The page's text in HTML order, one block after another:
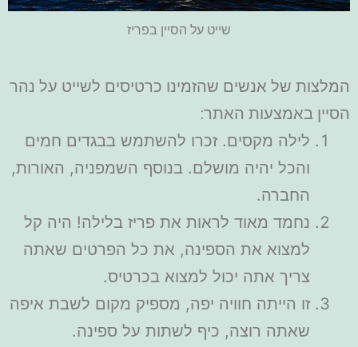
שייט על הסיין בפריז
המלצות של אנשים שהזמינו כרטיסים לשייט על נהר
הסיין באמצעות האתר:
לילה מקסים. זכרו להשתמש בבגדים חמים
והכל יהיה מושלם. בנוסף השמפניה, האורות,
החברה.
נחמד מאוד לראות את פריז בלילה! היה קל
למצוא את הספינה, את כל הפרטים שאתה
צריך אתה יכול למצוא בכרטיס.
זו הייתה חוויה יפה, מספיק מקום לשבת איפה
שאתה רוצה, כיף לשתות על ספינה.